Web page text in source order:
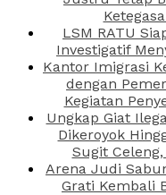
LSM RATU
Investigatif
Kantor Imigrasi
dengan
Kegiatan
Ungkap Giat
Dikeroyok
Sugit
Arena Judi
Grati Kembali